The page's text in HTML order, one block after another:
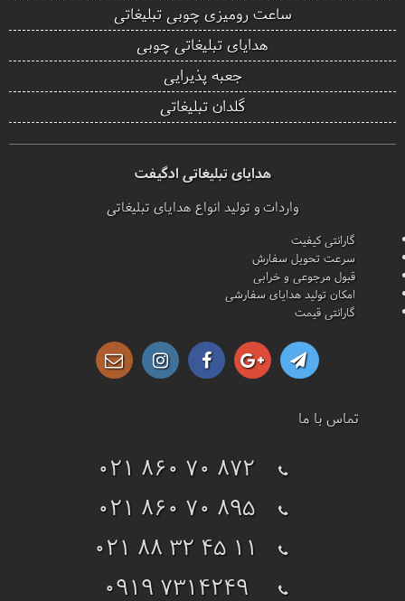
ساعت رومیزی چوبی تبلیغاتی
هدایای تبلیغاتی چوبی
جعبه پذیرایی
گلدان تبلیغاتی
هدایای تبلیغاتی ادگیفت
واردات و تولید انواع هدایای تبلیغاتی
گارانتی کیفیت
سرعت تحویل سفارش
قبول مرجوعی و خرابی
امکان تولید هدایای سفارشی
گارانتی قیمت
تماس با ما
021 860 70 872
021 860 70 895
021 88 32 45 11
0919 7314249